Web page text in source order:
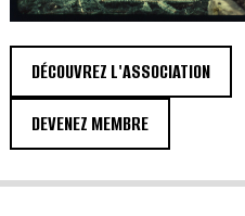
DÉCOUVREZ L'ASSOCIATION
DEVENEZ MEMBRE